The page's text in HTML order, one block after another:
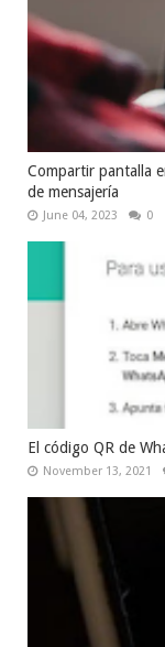
Compartir pantalla
de mensajería
June 04, 2023 0
El código QR de
November 13, 2021